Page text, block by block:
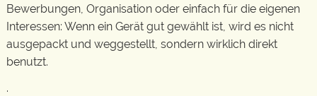
Bewerbungen, Organisation oder einfach für die eigenen
Interessen: Wenn ein Gerät gut gewählt ist, wird es nicht
ausgepackt und weggestellt, sondern wirklich direkt
benutzt.
.